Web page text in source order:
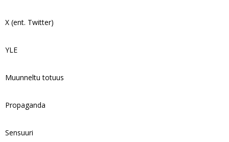
X (ent. Twitter)
YLE
Muunneltu totuus
Propaganda
Sensuuri